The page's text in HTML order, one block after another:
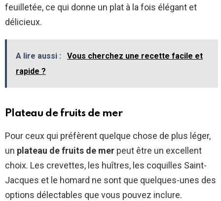
feuilletée, ce qui donne un plat à la fois élégant et
délicieux.
A lire aussi :
Vous cherchez une recette facile et
rapide ?
Plateau de fruits de mer
Pour ceux qui préfèrent quelque chose de plus léger,
un plateau de fruits de mer peut être un excellent
choix. Les crevettes, les huîtres, les coquilles Saint-
Jacques et le homard ne sont que quelques-unes des
options délectables que vous pouvez inclure.